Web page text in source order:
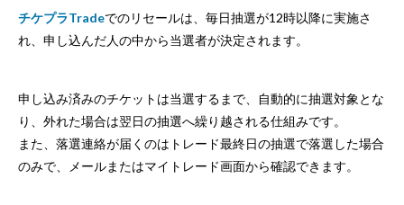
チケプラTradeでのリセールは、毎日抽選が12時以降に実施さ
れ、申し込んだ人の中から当選者が決定されます。
申し込み済みのチケットは当選するまで、自動的に抽選対象とな
り、外れた場合は翌日の抽選へ繰り越される仕組みです。
また、落選連絡が届くのはトレード最終日の抽選で落選した場合
のみで、メールまたはマイトレード画面から確認できます。